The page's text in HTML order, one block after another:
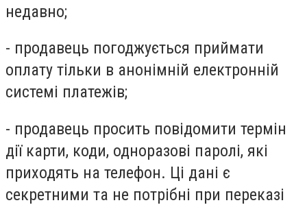
недавно;
- продавець погоджується приймати
оплату тільки в анонімній електронній
системі платежів;
- продавець просить повідомити термін
дії карти, коди, одноразові паролі, які
приходять на телефон. Ці дані є
секретними та не потрібні при переказі